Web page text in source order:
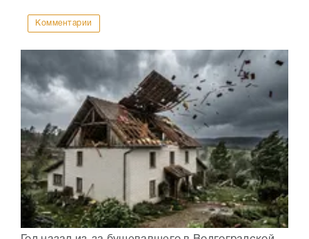
Комментарии